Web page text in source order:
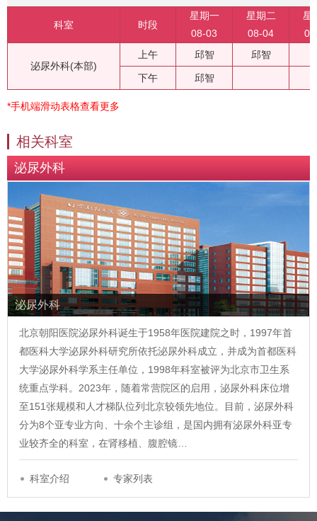
科室 时段
星期一
08-03
星期二
08-04
星
泌尿外科(本部)
上午 邱智 邱智
下午 邱智
*手机端滑动表格查看更多
相关科室
泌尿外科
泌尿外科
北京朝阳医院泌尿外科诞生于1958年医院建院之时，1997年首
都医科大学泌尿外科研究所依托泌尿外科成立，并成为首都医科
大学泌尿外科学系主任单位，1998年科室被评为北京市卫生系
统重点学科。2023年，随着常营院区的启用，泌尿外科床位增
至151张规模和人才梯队位列北京较领先地位。目前，泌尿外科
分为8个亚专业方向、十余个主诊组，是国内拥有泌尿外科亚专
业较齐全的科室，在肾移植、腹腔镜…
科室介绍 专家列表